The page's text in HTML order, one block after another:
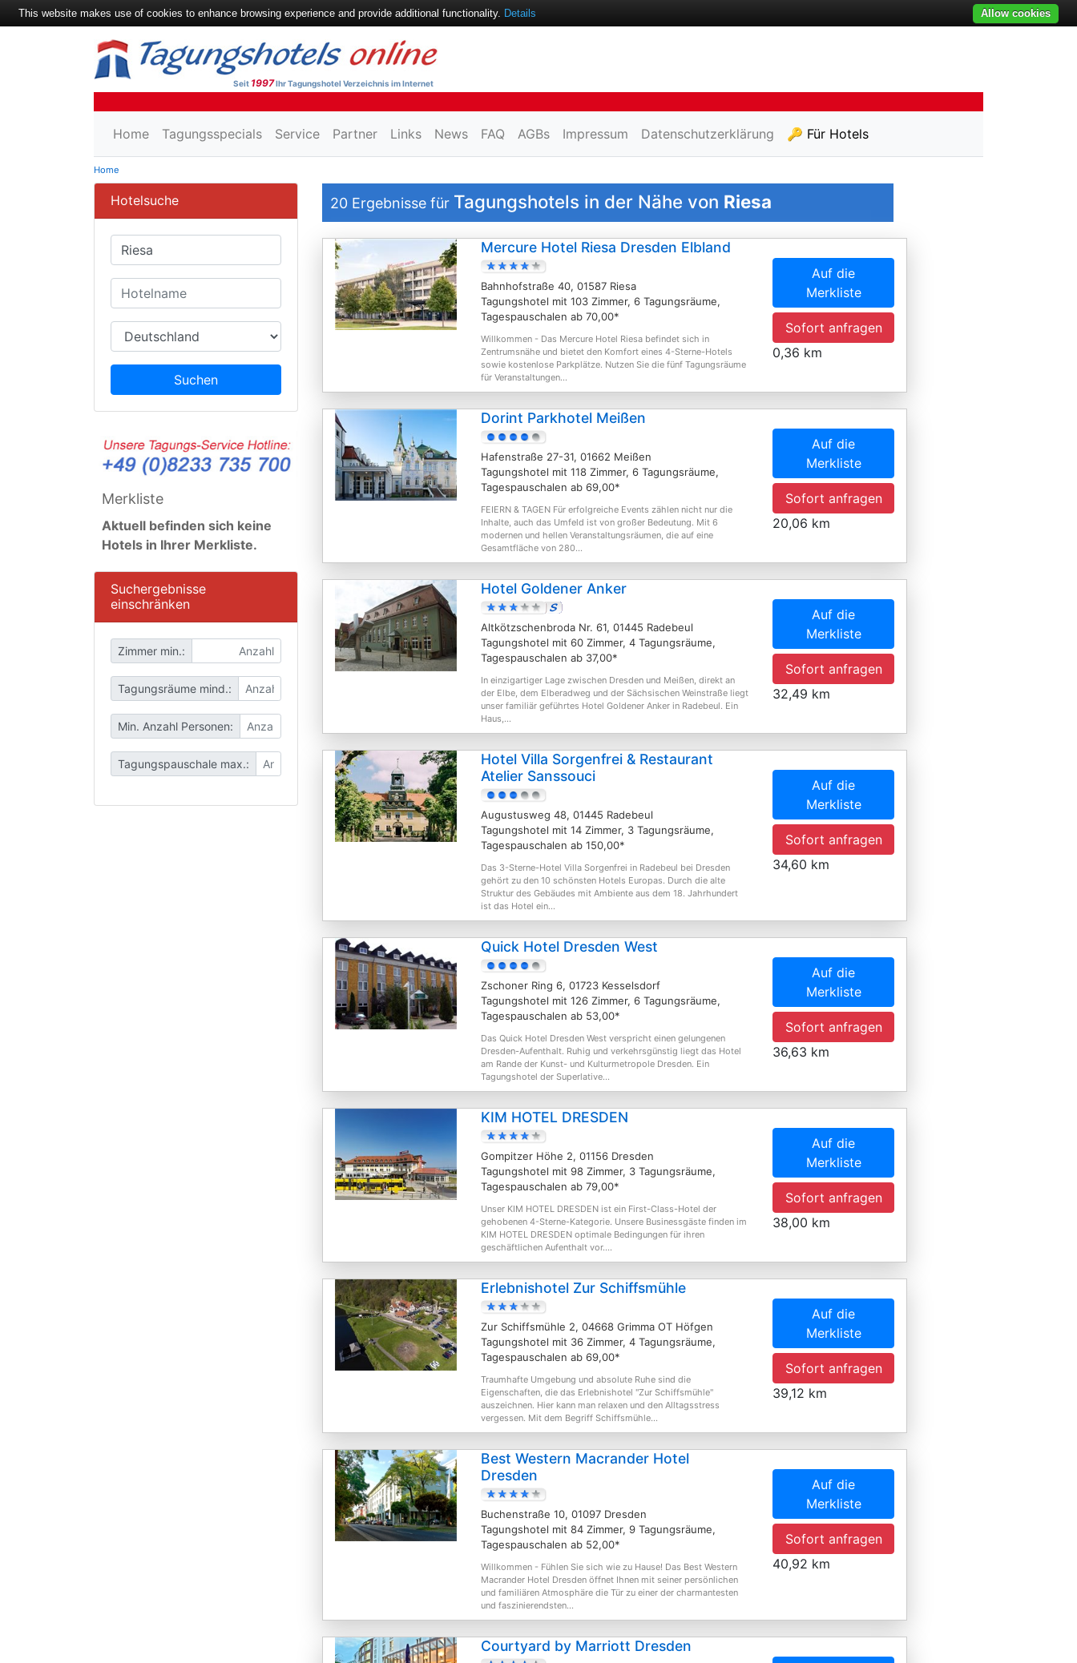
Seit 1997Ihr Tagungshotel Verzeichnis im Internet
Home Tagungsspecials Service Partner Links News FAQ AGBs Impressum Datenschutzerklärung 🔑 Für Hotels
Home
Hotelsuche
Suchen
Merkliste
Aktuell befinden sich keine
Hotels in Ihrer Merkliste.
Suchergebnisse
einschränken
Zimmer min.:
Tagungsräume mind.:
Min. Anzahl Personen:
Tagungspauschale max.:
20 Ergebnisse für Tagungshotels in der Nähe von Riesa
Mercure Hotel Riesa Dresden Elbland
Bahnhofstraße 40, 01587 Riesa
Tagungshotel mit 103 Zimmer, 6 Tagungsräume,
Tagespauschalen ab 70,00*
Willkommen - Das Mercure Hotel Riesa befindet sich in
Zentrumsnähe und bietet den Komfort eines 4-Sterne-Hotels
sowie kostenlose Parkplätze. Nutzen Sie die fünf Tagungsräume
für Veranstaltungen...
Auf die
Merkliste
Sofort anfragen
0,36 km
Dorint Parkhotel Meißen
Hafenstraße 27-31, 01662 Meißen
Tagungshotel mit 118 Zimmer, 6 Tagungsräume,
Tagespauschalen ab 69,00*
FEIERN & TAGEN Für erfolgreiche Events zählen nicht nur die
Inhalte, auch das Umfeld ist von großer Bedeutung. Mit 6
modernen und hellen Veranstaltungsräumen, die auf eine
Gesamtfläche von 280...
Auf die
Merkliste
Sofort anfragen
20,06 km
Hotel Goldener Anker
Altkötzschenbroda Nr. 61, 01445 Radebeul
Tagungshotel mit 60 Zimmer, 4 Tagungsräume,
Tagespauschalen ab 37,00*
In einzigartiger Lage zwischen Dresden und Meißen, direkt an
der Elbe, dem Elberadweg und der Sächsischen Weinstraße liegt
unser familiär geführtes Hotel Goldener Anker in Radebeul. Ein
Haus,...
Auf die
Merkliste
Sofort anfragen
32,49 km
Hotel Villa Sorgenfrei & Restaurant
Atelier Sanssouci
Augustusweg 48, 01445 Radebeul
Tagungshotel mit 14 Zimmer, 3 Tagungsräume,
Tagespauschalen ab 150,00*
Das 3-Sterne-Hotel Villa Sorgenfrei in Radebeul bei Dresden
gehört zu den 10 schönsten Hotels Europas. Durch die alte
Struktur des Gebäudes mit Ambiente aus dem 18. Jahrhundert
ist das Hotel ein...
Auf die
Merkliste
Sofort anfragen
34,60 km
Quick Hotel Dresden West
Zschoner Ring 6, 01723 Kesselsdorf
Tagungshotel mit 126 Zimmer, 6 Tagungsräume,
Tagespauschalen ab 53,00*
Das Quick Hotel Dresden West verspricht einen gelungenen
Dresden-Aufenthalt. Ruhig und verkehrsgünstig liegt das Hotel
am Rande der Kunst- und Kulturmetropole Dresden. Ein
Tagungshotel der Superlative...
Auf die
Merkliste
Sofort anfragen
36,63 km
KIM HOTEL DRESDEN
Gompitzer Höhe 2, 01156 Dresden
Tagungshotel mit 98 Zimmer, 3 Tagungsräume,
Tagespauschalen ab 79,00*
Unser KIM HOTEL DRESDEN ist ein First-Class-Hotel der
gehobenen 4-Sterne-Kategorie. Unsere Businessgäste finden im
KIM HOTEL DRESDEN optimale Bedingungen für ihren
geschäftlichen Aufenthalt vor....
Auf die
Merkliste
Sofort anfragen
38,00 km
Erlebnishotel Zur Schiffsmühle
Zur Schiffsmühle 2, 04668 Grimma OT Höfgen
Tagungshotel mit 36 Zimmer, 4 Tagungsräume,
Tagespauschalen ab 69,00*
Traumhafte Umgebung und absolute Ruhe sind die
Eigenschaften, die das Erlebnishotel "Zur Schiffsmühle"
auszeichnen. Hier kann man relaxen und den Alltagsstress
vergessen. Mit dem Begriff Schiffsmühle...
Auf die
Merkliste
Sofort anfragen
39,12 km
Best Western Macrander Hotel
Dresden
Buchenstraße 10, 01097 Dresden
Tagungshotel mit 84 Zimmer, 9 Tagungsräume,
Tagespauschalen ab 52,00*
Willkommen - Fühlen Sie sich wie zu Hause! Das Best Western
Macrander Hotel Dresden öffnet Ihnen mit seiner persönlichen
und familiären Atmosphäre die Tür zu einer der charmantesten
und faszinierendsten...
Auf die
Merkliste
Sofort anfragen
40,92 km
Courtyard by Marriott Dresden
This website makes use of cookies to enhance browsing experience and provide additional functionality. Details Allow cookies